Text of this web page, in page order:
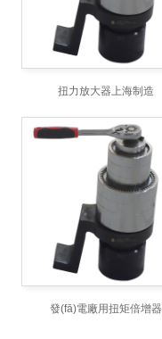
扭力放大器上海制造
發(fā)電廠用扭矩倍增器